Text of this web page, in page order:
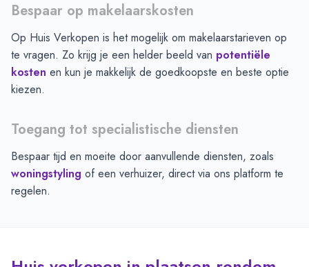
Bespaar op makelaarskosten
Op Huis Verkopen is het mogelijk om makelaarstarieven op
te vragen. Zo krijg je een helder beeld van potentiële
kosten en kun je makkelijk de goedkoopste en beste optie
kiezen.
Toegang tot specialistische diensten
Bespaar tijd en moeite door aanvullende diensten, zoals
woningstyling of een verhuizer, direct via ons platform te
regelen.